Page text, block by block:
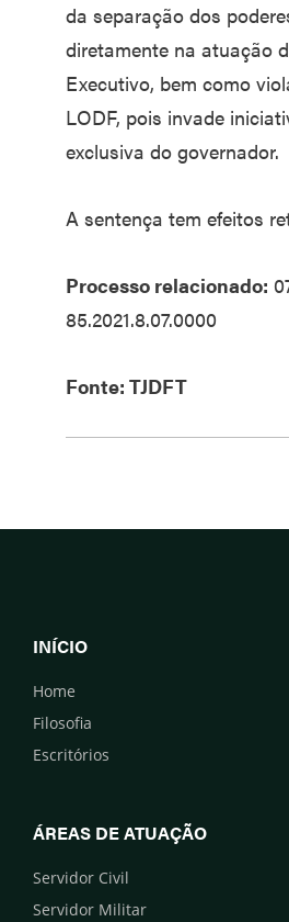
da separação dos
diretamente na atuação
Executivo, bem como
LODF, pois invade
exclusiva do governador.
A sentença tem efeitos
Processo relacionado:
85.2021.8.07.0000
Fonte: TJDFT
INÍCIO
Home
Filosofia
Escritórios
ÁREAS DE ATUAÇÃO
Servidor Civil
Servidor Militar